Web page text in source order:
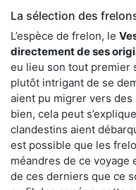
La sélection des
L’espèce de frelon, le
directement de ses
eu lieu son tout premier
plutôt intrigant de se
aient pu migrer vers des
bien, cela peut
clandestins aient
est possible que les
méandres de ce voyage
de ces derniers que ce